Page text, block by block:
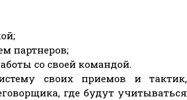
партнеров;
со своей командой.
своих приемов и тактик,
где будут учитываться